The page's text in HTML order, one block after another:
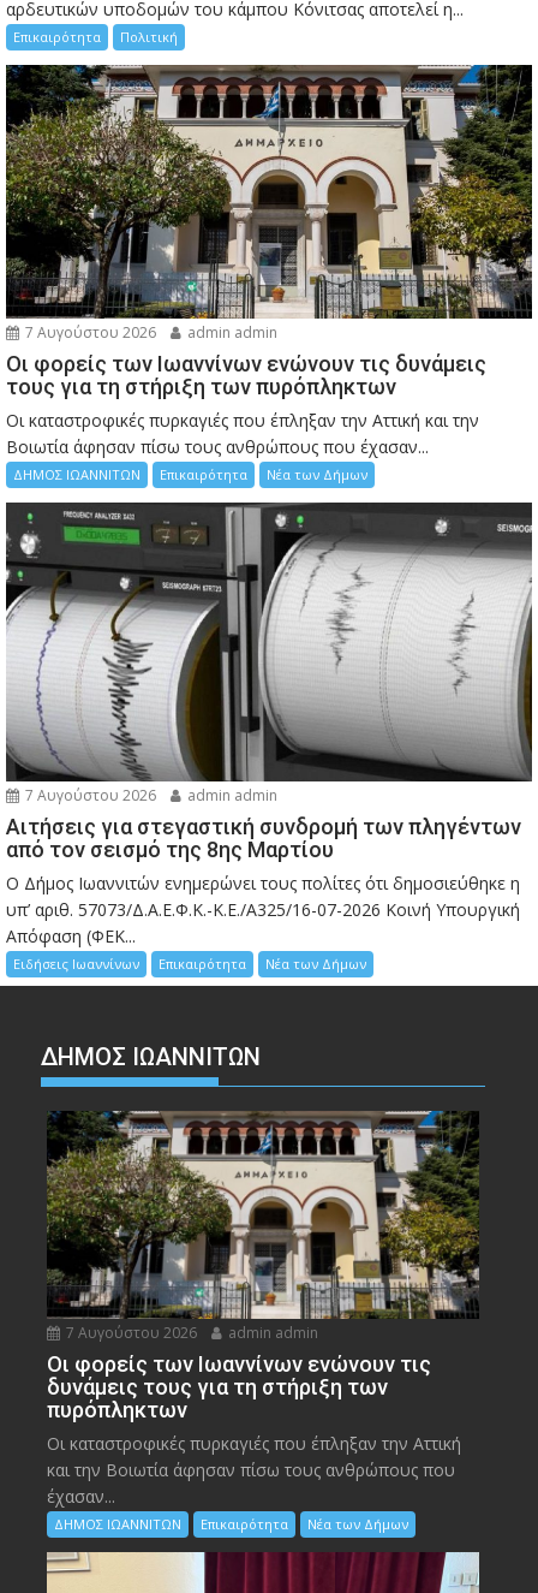
αρδευτικών υποδομών του κάμπου Κόνιτσας αποτελεί η...
Επικαιρότητα Πολιτική
7 Αυγούστου 2026 admin admin
Οι φορείς των Ιωαννίνων ενώνουν τις δυνάμεις
τους για τη στήριξη των πυρόπληκτων
Οι καταστροφικές πυρκαγιές που έπληξαν την Αττική και την
Bοιωτία άφησαν πίσω τους ανθρώπους που έχασαν...
ΔΗΜΟΣ ΙΩΑΝΝΙΤΩΝ Επικαιρότητα Νέα των Δήμων
7 Αυγούστου 2026 admin admin
Αιτήσεις για στεγαστική συνδρομή των πληγέντων
από τον σεισμό της 8ης Μαρτίου
Ο Δήμος Ιωαννιτών ενημερώνει τους πολίτες ότι δημοσιεύθηκε η
υπ’ αριθ. 57073/Δ.Α.Ε.Φ.Κ.-Κ.Ε./Α325/16-07-2026 Κοινή Υπουργική
Απόφαση (ΦΕΚ...
Ειδήσεις Ιωαννίνων Επικαιρότητα Νέα των Δήμων
ΔΗΜΟΣ ΙΩΑΝΝΙΤΩΝ
7 Αυγούστου 2026 admin admin
Οι φορείς των Ιωαννίνων ενώνουν τις
δυνάμεις τους για τη στήριξη των
πυρόπληκτων
Οι καταστροφικές πυρκαγιές που έπληξαν την Αττική
και την Bοιωτία άφησαν πίσω τους ανθρώπους που
έχασαν...
ΔΗΜΟΣ ΙΩΑΝΝΙΤΩΝ Επικαιρότητα Νέα των Δήμων